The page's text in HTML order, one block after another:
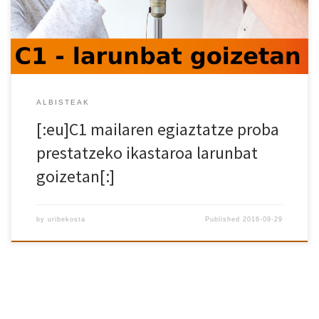
ordutegian, 09:00etatik 13:00etara. Zure oztopoa denbora
bada… animatu![:]
ALBISTEAK
[:eu]C1 mailaren egiaztatze proba
prestatzeko ikastaroa larunbat
goizetan[:]
by uribekosta Published 2016-09-29